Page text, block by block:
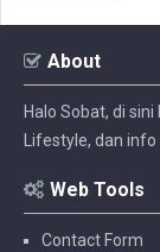
About
Halo Sobat, di
Lifestyle, dan
Web Tools
Contact Form